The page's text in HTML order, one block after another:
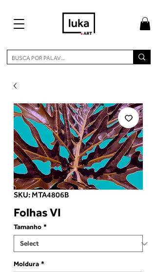
SKU: MTA4806B
Folhas VI
Tamanho *
Moldura *